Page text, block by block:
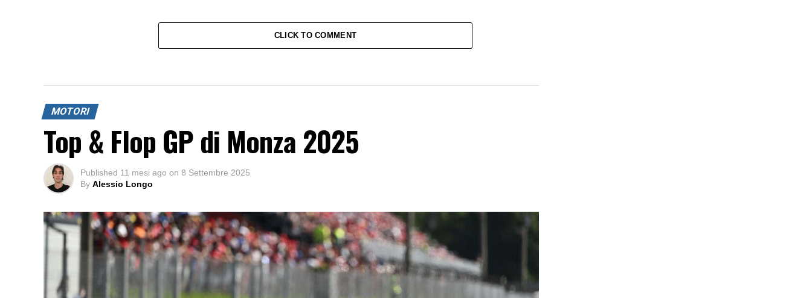
CLICK TO COMMENT
MOTORI
Top & Flop GP di Monza 2025
Published 11 mesi ago on 8 Settembre 2025
By Alessio Longo